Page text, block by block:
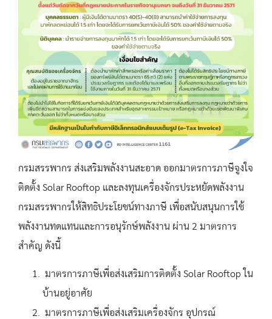
กรมสรรพากร ส่งเสริมพลังงานสะอาด ออกมาตรการภาษีจูงใจ
ติดตั้ง Solar Rooftop และลงทุนเครื่องจักรประหยัดพลังงาน
กรมสรรพากรให้สิทธิประโยชน์ทางภาษี เพื่อสนับสนุนการใช้
พลังงานทดแทนและการอนุรักษ์พลังงาน ผ่าน 2 มาตรการ
สำคัญ ดังนี้
มาตรการภาษีเพื่อส่งเสริมการติดตั้ง Solar Rooftop ใน
บ้านอยู่อาศัย
มาตรการภาษีเพื่อส่งเสริมเครื่องจักร อุปกรณ์